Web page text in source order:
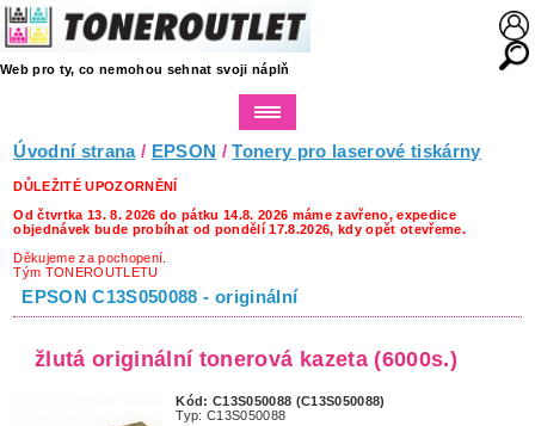
Web pro ty, co nemohou sehnat svoji náplň
Úvodní strana/ EPSON /Tonery pro laserové tiskárny
DŮLEŽITÉ UPOZORNĚNÍ
Od čtvrtka 13. 8. 2026 do pátku 14.8. 2026 máme zavřeno, expedice
objednávek bude probíhat od pondělí 17.8.2026, kdy opět otevřeme.
Děkujeme za pochopení.
Tým TONEROUTLETU
EPSON C13S050088 - originální
žlutá originální tonerová kazeta (6000s.)
Kód: C13S050088 (C13S050088)
Typ: C13S050088